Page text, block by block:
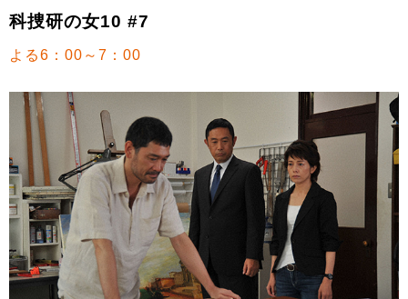
科捜研の女10 #7
よる6：00～7：00